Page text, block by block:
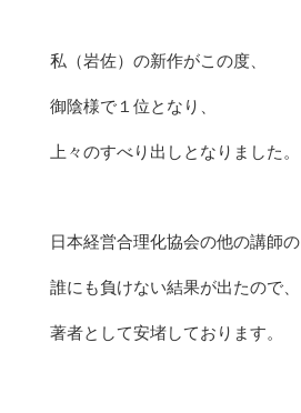
私（岩佐）の新作がこの度、
御陰様で１位となり、
上々のすべり出しとなりました。
日本経営合理化協会の他の講師の
誰にも負けない結果が出たので、
著者として安堵しております。